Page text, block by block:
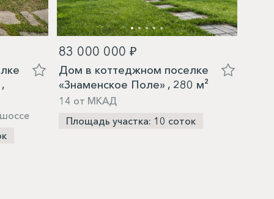
83 000 000 ₽
Дом в коттеджном поселке
«Знаменское Поле» , 280 м²
14 от МКАД
Площадь участка: 10 соток